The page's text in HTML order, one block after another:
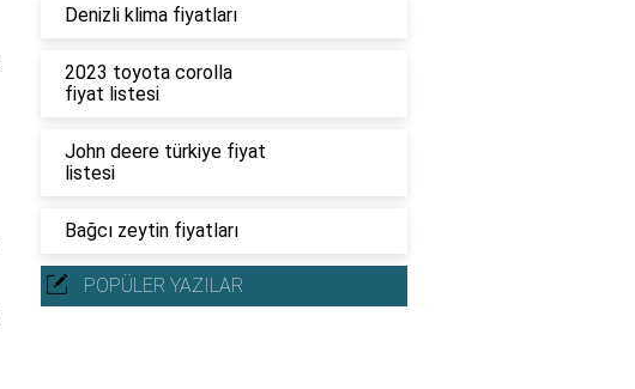
Denizli klima fiyatları
2023 toyota corolla
fiyat listesi
John deere türkiye fiyat
listesi
Bağcı zeytin fiyatları
POPÜLER YAZILAR